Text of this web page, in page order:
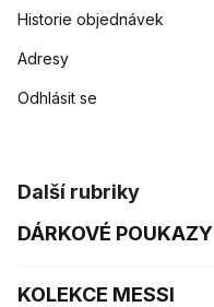
Historie objednávek
Adresy
Odhlásit se
Další rubriky
DÁRKOVÉ POUKAZY
KOLEKCE MESSI